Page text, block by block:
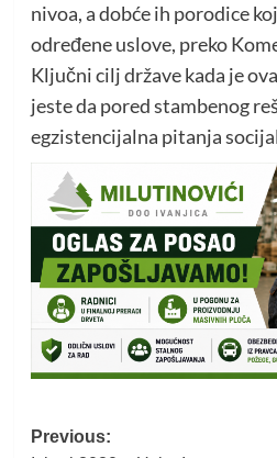
nivoa, a dobće ih porodice
određene uslove, preko
Ključni cilj države kada je
jeste da pored stambenog
egzistencijalna pitanja
Post
Previous: